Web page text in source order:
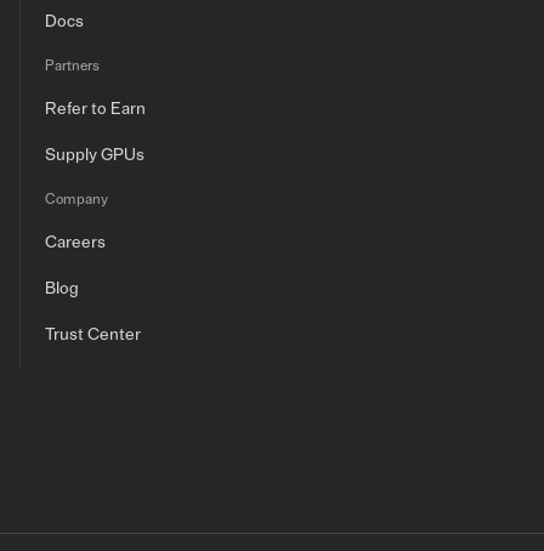
Docs
Partners
Refer to Earn
Supply GPUs
Company
Careers
Blog
Trust Center